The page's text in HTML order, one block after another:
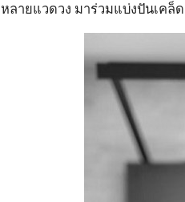
หลายแวดวง มาร่วมแบ่งปันเคล็